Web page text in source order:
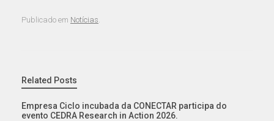
Publicado em Notícias
Related Posts
Empresa Ciclo incubada da CONECTAR participa do
evento CEDRA Research in Action 2026.